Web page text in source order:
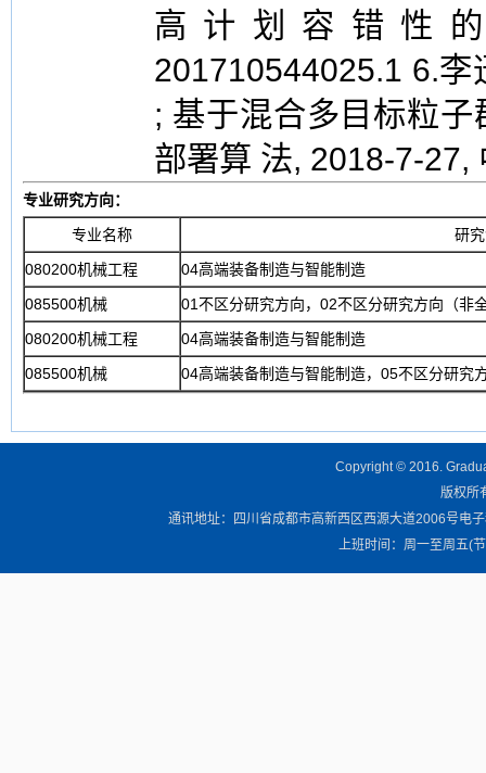
高计划容错性的
201710544025.1 6.
; 基于混合多目标粒
部署算 法, 2018-7-27,
专业研究方向：
专业名称
研
080200机械工程
04高端装备制造与智能制造
085500机械
01不区分研究方向，02不区分研究方向（非
080200机械工程
04高端装备制造与智能制造
085500机械
04高端装备制造与智能制造，05不区分研究
Copyright © 2016.
版权所
通讯地址：四川省成都市高新西区西源大道2006号电
上班时间：周一至周五(